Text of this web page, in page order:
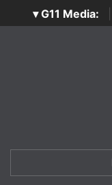
▾ G11 Media:
SecurityOpenLab